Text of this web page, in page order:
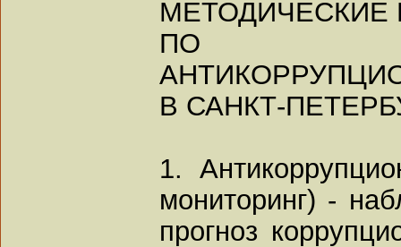
ПО
В САНКТ-
1.
мониторинг) -
прогноз